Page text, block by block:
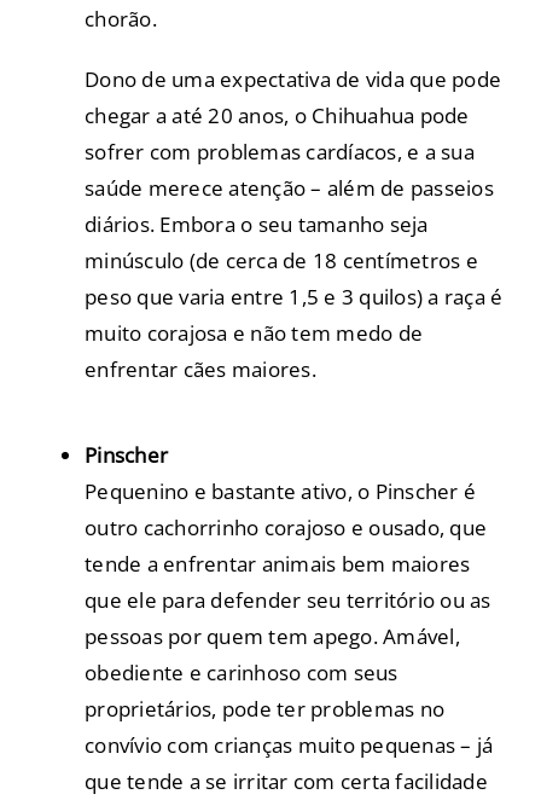
chorão.
Dono de uma expectativa de vida que pode
chegar a até 20 anos, o Chihuahua pode
sofrer com problemas cardíacos, e a sua
saúde merece atenção – além de passeios
diários. Embora o seu tamanho seja
minúsculo (de cerca de 18 centímetros e
peso que varia entre 1,5 e 3 quilos) a raça é
muito corajosa e não tem medo de
enfrentar cães maiores.
Pinscher
Pequenino e bastante ativo, o Pinscher é
outro cachorrinho corajoso e ousado, que
tende a enfrentar animais bem maiores
que ele para defender seu território ou as
pessoas por quem tem apego. Amável,
obediente e carinhoso com seus
proprietários, pode ter problemas no
convívio com crianças muito pequenas – já
que tende a se irritar com certa facilidade